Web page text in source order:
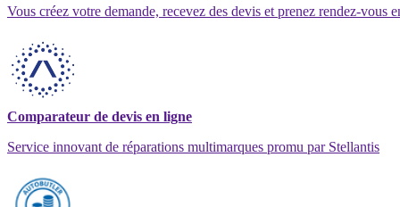
Vous créez votre demande, recevez des devis et prenez rendez-vous
Comparateur de devis en ligne
Service innovant de réparations multimarques promu par Stellantis